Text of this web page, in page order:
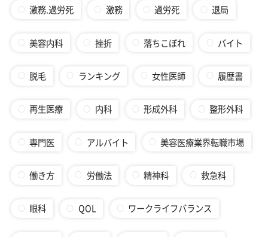
激務.過労死 激務 過労死 退局
美容内科 挫折 落ちこぼれ バイト
脱毛 ランキング 女性医師 履歴書
再生医療 内科 形成外科 整形外科
専門医 アルバイト 美容医療業界転職市場
働き方 労働法 精神科 救急科
眼科 QOL ワークライフバランス